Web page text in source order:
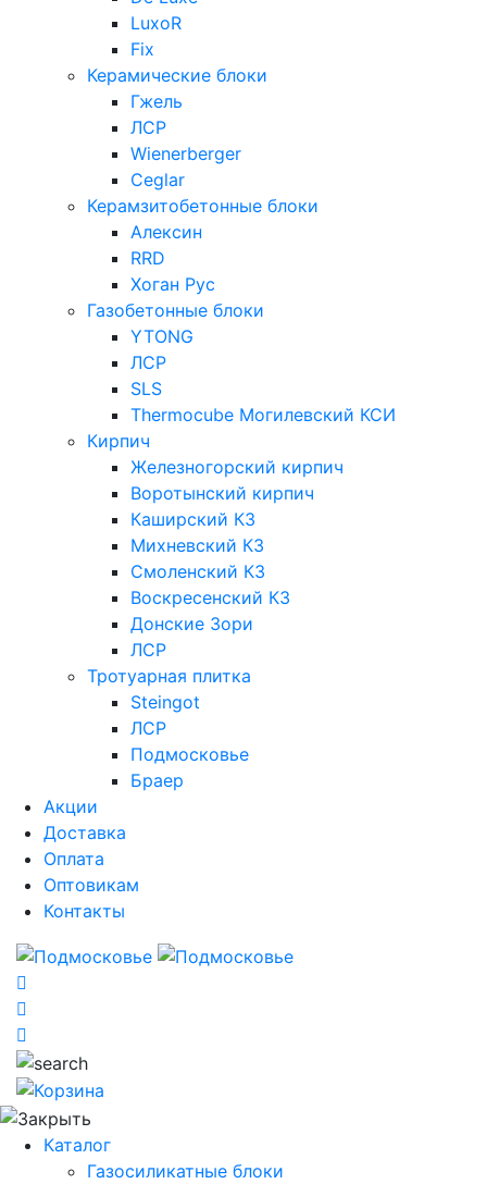
LuxoR
Fix
Керамические блоки
Гжель
ЛСР
Wienerberger
Ceglar
Керамзитобетонные блоки
Алексин
RRD
Хоган Рус
Газобетонные блоки
YTONG
ЛСР
SLS
Thermocube Могилевский КСИ
Кирпич
Железногорский кирпич
Воротынский кирпич
Каширский КЗ
Михневский КЗ
Смоленский КЗ
Воскресенский КЗ
Донские Зори
ЛСР
Тротуарная плитка
Steingot
ЛСР
Подмосковье
Браер
Акции
Доставка
Оплата
Оптовикам
Контакты
Каталог
Газосиликатные блоки